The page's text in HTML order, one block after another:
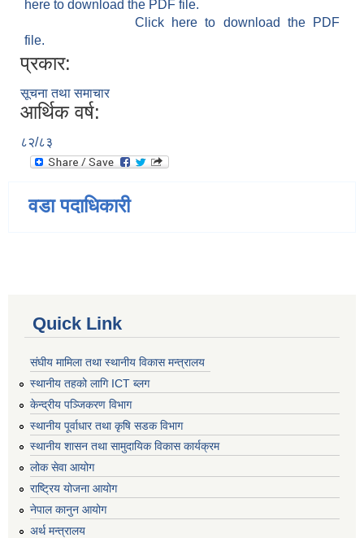
here to download the PDF file.
Click here to download the PDF
file.
प्रकार:
सूचना तथा समाचार
आर्थिक वर्ष:
८२/८३
वडा पदाधिकारी
Quick Link
संघीय मामिला तथा स्थानीय विकास मन्त्रालय
स्थानीय तहको लागि ICT ब्लग
केन्द्रीय पञ्जिकरण विभाग
स्थानीय पूर्वाधार तथा कृषि सडक विभाग
स्थानीय शासन तथा सामुदायिक विकास कार्यक्रम
लोक सेवा आयोग
राष्ट्रिय योजना आयोग
नेपाल कानुन आयोग
अर्थ मन्त्रालय